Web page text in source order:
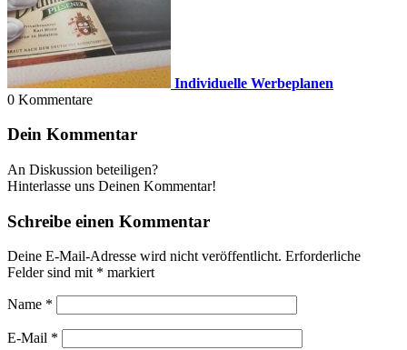
Individuelle Werbeplanen
0 Kommentare
Dein Kommentar
An Diskussion beteiligen?
Hinterlasse uns Deinen Kommentar!
Schreibe einen Kommentar
Deine E-Mail-Adresse wird nicht veröffentlicht. Erforderliche
Felder sind mit * markiert
Name *
E-Mail *